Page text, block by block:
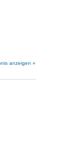
anzeigen »